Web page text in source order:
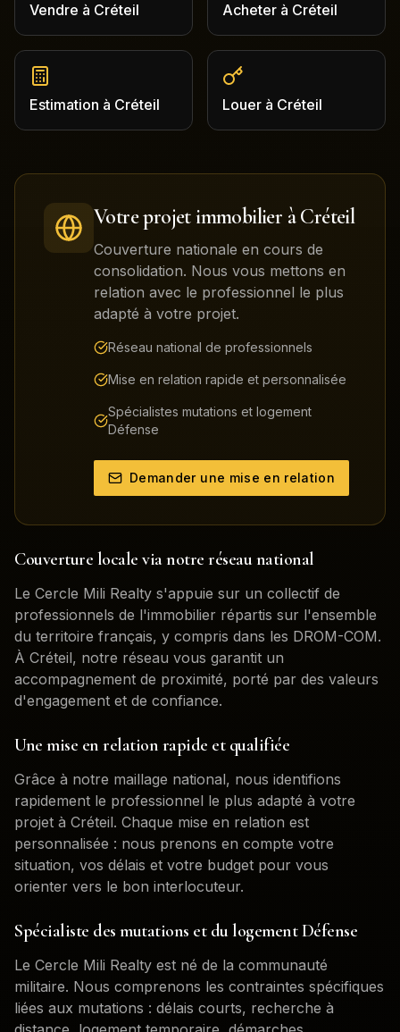
Vendre à Créteil Acheter à Créteil
Estimation à Créteil Louer à Créteil
Votre projet immobilier àCréteil
Couverture nationale en cours de
consolidation. Nous vous mettons en
relation avec le professionnel le plus
adapté à votre projet.
Réseau national de professionnels
Mise en relation rapide et personnalisée
Spécialistes mutations et logement
Défense
Demander une mise en relation
Couverture locale via notre réseau national
Le Cercle Mili Realty s'appuie sur un collectif de
professionnels de l'immobilier répartis sur l'ensemble
du territoire français, y compris dans les DROM-COM.
À Créteil, notre réseau vous garantit un
accompagnement de proximité, porté par des valeurs
d'engagement et de confiance.
Une mise en relation rapide et qualifiée
Grâce à notre maillage national, nous identifions
rapidement le professionnel le plus adapté à votre
projet à Créteil. Chaque mise en relation est
personnalisée : nous prenons en compte votre
situation, vos délais et votre budget pour vous
orienter vers le bon interlocuteur.
Spécialiste des mutations et du logement Défense
Le Cercle Mili Realty est né de la communauté
militaire. Nous comprenons les contraintes spécifiques
liées aux mutations : délais courts, recherche à